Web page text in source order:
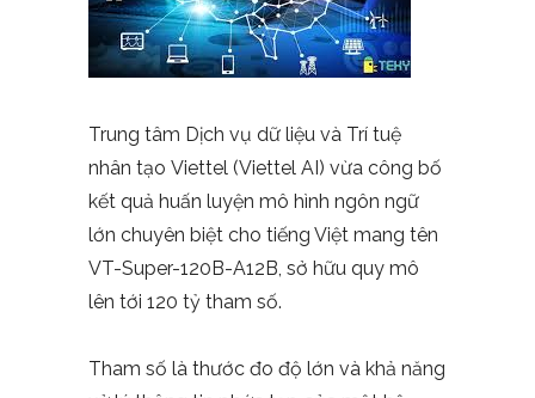
Trung tâm Dịch vụ dữ liệu và Trí tuệ
nhân tạo Viettel (Viettel AI) vừa công bố
kết quả huấn luyện mô hình ngôn ngữ
lớn chuyên biệt cho tiếng Việt mang tên
VT-Super-120B-A12B, sở hữu quy mô
lên tới 120 tỷ tham số.
Tham số là thước đo độ lớn và khả năng